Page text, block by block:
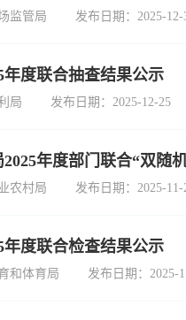
场监管局 发布日期：2025-12-
年度联合抽查结果公示
利局 发布日期：2025-12-25
年度部门联合“双随
业农村局 发布日期：2025-11-
年度联合检查结果公示
和体育局 发布日期：2025-